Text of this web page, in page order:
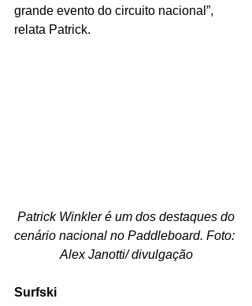
grande evento do circuito nacional”,
relata Patrick.
cenário nacional no Paddleboard. Foto:
Alex Janotti/ divulgação
Surfski